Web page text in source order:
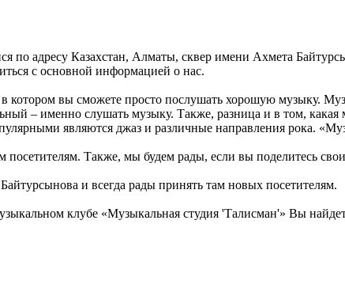
по адресу Казахстан, Алматы, сквер имени Ахмета
с основной информацией о нас.
котором вы сможете просто послушать хорошую музыку.
– именно слушать музыку. Также, разница и в том,
являются джаз и различные направления рока.
Также, мы будем рады, если вы поделитесь
и всегда рады принять там новых посетителям.
клубе «Музыкальная студия 'Талисман'» Вы